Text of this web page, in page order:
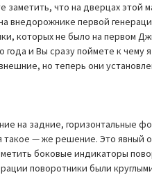
что на дверцах этой
внедорожнике первой
которых не было на первом
года и Вы сразу поймете к чему
но теперь они
на задние, горизонтальные
такое — же решение. Это явный
боковые индикаторы
поворотники были